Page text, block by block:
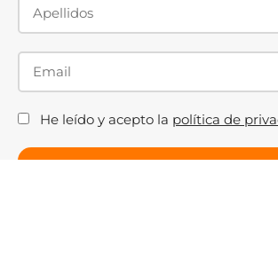
He leído y acepto la política de